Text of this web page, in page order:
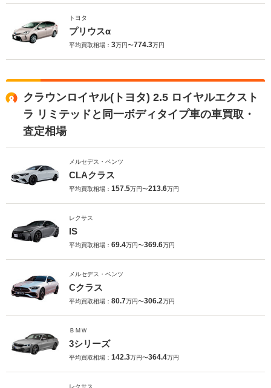
トヨタ
プリウスα
平均買取相場： 3万円〜774.3万円
クラウンロイヤル(トヨタ) 2.5 ロイヤルエクスト
ラ リミテッドと同一ボディタイプ車の車買取・
査定相場
メルセデス・ベンツ
CLAクラス
平均買取相場： 157.5万円〜213.6万円
レクサス
IS
平均買取相場： 69.4万円〜369.6万円
メルセデス・ベンツ
Cクラス
平均買取相場： 80.7万円〜306.2万円
ＢＭＷ
3シリーズ
平均買取相場： 142.3万円〜364.4万円
レクサス